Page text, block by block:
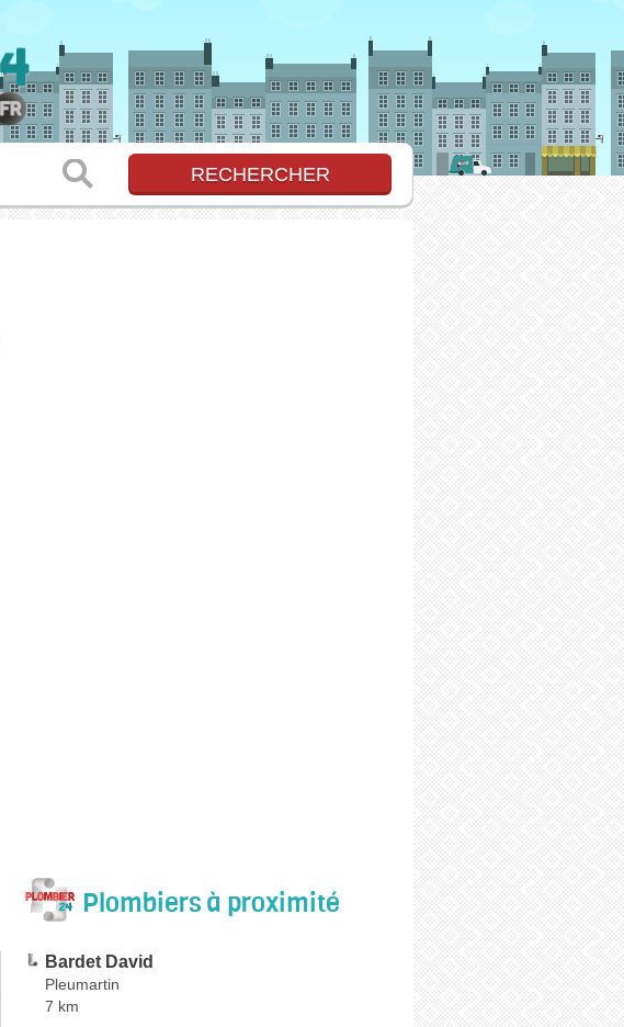
Plombiers à proximité
Bardet David
Pleumartin
7 km